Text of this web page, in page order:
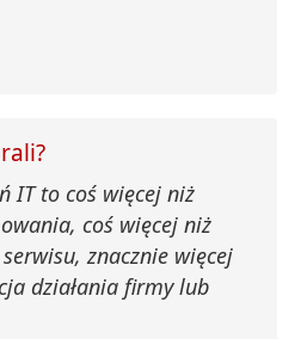
IT to coś więcej niż
coś więcej niż
znacznie więcej
działania firmy lub